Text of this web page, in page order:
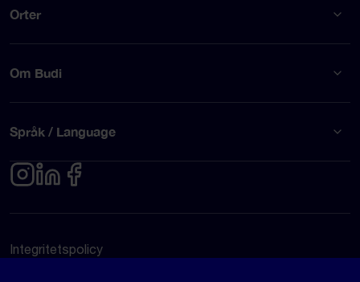
Orter
Om Budi
Språk / Language
Integritetspolicy